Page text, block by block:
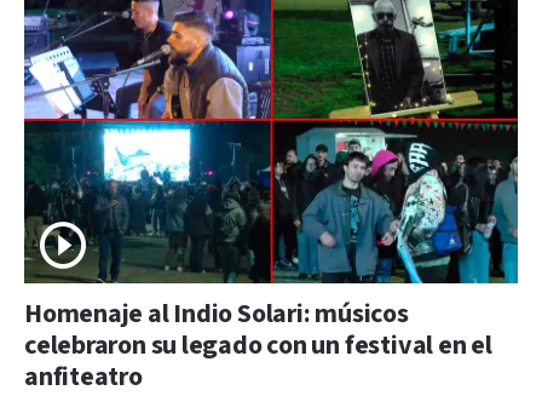
Homenaje al Indio Solari: músicos
celebraron su legado con un festival en el
anfiteatro